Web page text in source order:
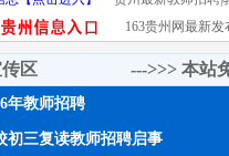
163贵州网最新
定宣传区 --->>> 本站
年教师招聘
初三复读教师招聘启事